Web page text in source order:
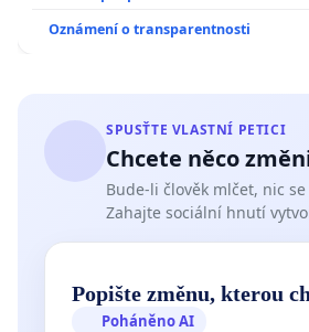
Oznámení o transparentnosti
SPUSŤTE VLASTNÍ PETICI
Chcete něco
Bude-li člověk mlčet, nic
Zahajte sociální hnutí
Popište změnu, kterou
Poháněno AI